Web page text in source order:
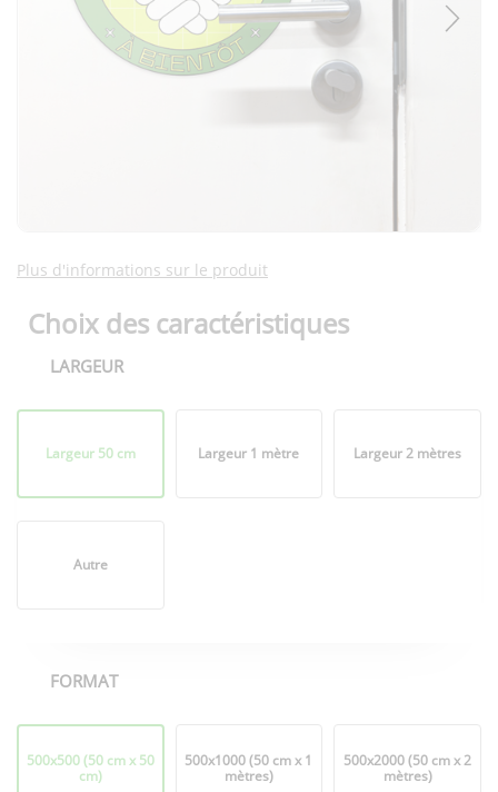
Plus d'informations sur le produit
Choix des caractéristiques
Format
plié
LARGEUR
Largeur 50 cm Largeur 1 mètre Largeur 2 mètres
Autre
Format
FORMAT
500x500 (50 cm x 50
cm)
500x1000 (50 cm x 1
mètres)
500x2000 (50 cm x 2
mètres)